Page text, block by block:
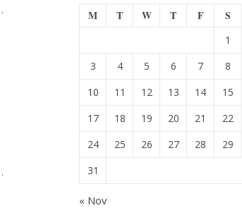
·
·
M T W T F S
1
3
4 5 6 7 8
10
11 12 13 14 15
17
18 19 20 21 22
24
25 26 27 28 29
31
« Nov